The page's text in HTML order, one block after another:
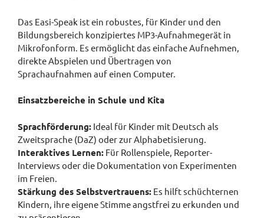
Das Easi-Speak ist ein robustes, für Kinder und den
Bildungsbereich konzipiertes MP3-Aufnahmegerät in
Mikrofonform. Es ermöglicht das einfache Aufnehmen,
direkte Abspielen und Übertragen von
Sprachaufnahmen auf einen Computer.
Einsatzbereiche in Schule und Kita
Sprachförderung: Ideal für Kinder mit Deutsch als
Zweitsprache (DaZ) oder zur Alphabetisierung.
Interaktives Lernen: Für Rollenspiele, Reporter-
Interviews oder die Dokumentation von Experimenten
im Freien.
Stärkung des Selbstvertrauens: Es hilft schüchternen
Kindern, ihre eigene Stimme angstfrei zu erkunden und